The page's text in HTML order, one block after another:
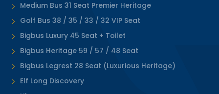
Medium Bus 31 Seat Premier Heritage
Golf Bus 38 / 35 / 33 / 32 VIP Seat
Bigbus Luxury 45 Seat + Toilet
Bigbus Heritage 59 / 57 / 48 Seat
Bigbus Legrest 28 Seat (Luxurious Heritage)
Elf Long Discovery